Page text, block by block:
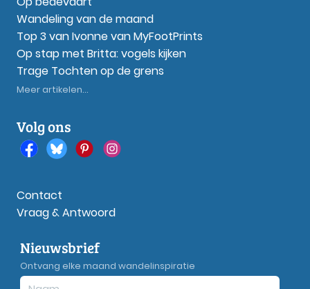
Wandeling van de maand
Top 3 van Ivonne van MyFootPrints
Op stap met Britta: vogels kijken
Trage Tochten op de grens
Meer artikelen...
Volg ons
Contact
Vraag & Antwoord
Nieuwsbrief
Ontvang elke maand wandelinspiratie